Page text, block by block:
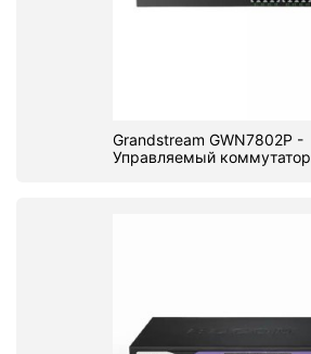
Grandstream GWN7802P -
Управляемый коммутатор